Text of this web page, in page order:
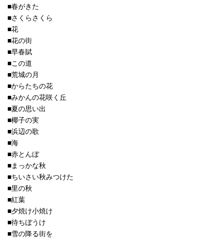
■春がきた
■さくらさくら
■花
■花の街
■早春賦
■この道
■荒城の月
■からたちの花
■みかんの花咲く丘
■夏の思い出
■椰子の実
■浜辺の歌
■海
■赤とんぼ
■まっかな秋
■ちいさい秋みつけた
■里の秋
■紅葉
■夕焼け小焼け
■待ちぼうけ
■雪の降る街を